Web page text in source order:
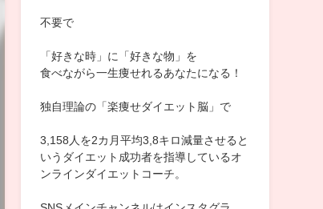
不要で
「好きな時」に「好きな物」を
食べながら一生痩せれるあなたになる！
独自理論の「楽痩せダイエット脳」で
3,158人を2カ月平均3,8キロ減量させると
いうダイエット成功者を指導しているオ
ンラインダイエットコーチ。